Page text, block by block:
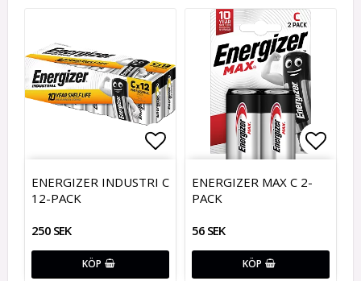
Lägg till i favoritlistan
Lägg till i favoritlistan
ENERGIZER INDUSTRI C
12-PACK
250 SEK
KÖP
Lägg
Lägg
ENERGIZER MAX C 2-
PACK
56 SEK
KÖP